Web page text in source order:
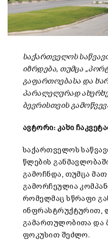
საქართველოს
იზრდება, თუმცა „
გაფართოებასა და
პარალელურად
ბევრისთვის
ავტორი: კახი
საქართველოს
წლების
გამოჩნდა , თუმცა მათ
გამორჩეულია
რომელმაც სწრაფი
ინფრასტრუქტურით ,
გამართულობითა და
ფოკუსით შეძლო.